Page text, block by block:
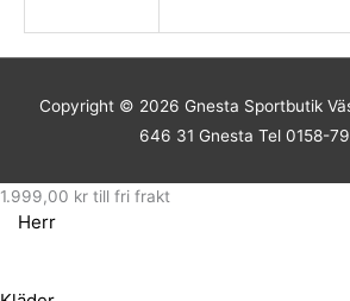
Copyright © 2026 Gnesta Sportbutik
646 31 Gnesta Tel 0158-
1.999,00 kr till fri frakt
Herr